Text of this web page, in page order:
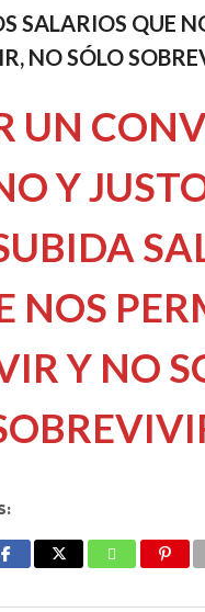
SALARIOS QUE
NO SÓLO
UN
Y
NOS
Y NO